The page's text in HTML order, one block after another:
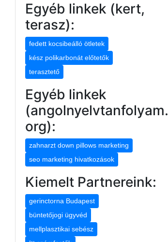
Egyéb linkek (kert,
terasz):
fedett kocsibeálló ötletek
kész polikarbonát előtetők
terasztető
Egyéb linkek
(angolnyelvtanfolyam.
org):
zahnarzt down pillows marketing
seo marketing hivatkozások
Kiemelt Partnereink:
gerinctorna Budapest
büntetőjogi ügyvéd
mellplasztikai sebész